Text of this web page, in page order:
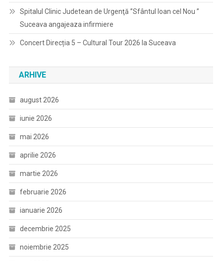
Spitalul Clinic Judetean de Urgenţă ”Sfântul Ioan cel Nou ”
Suceava angajeaza infirmiere
Concert Direcția 5 – Cultural Tour 2026 la Suceava
ARHIVE
august 2026
iunie 2026
mai 2026
aprilie 2026
martie 2026
februarie 2026
ianuarie 2026
decembrie 2025
noiembrie 2025